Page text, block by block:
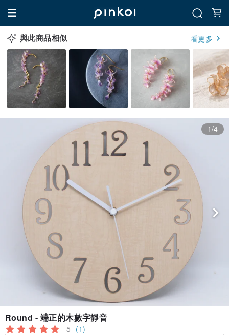
與此商品相似 看更多
1/4
Round - 端正的木數字靜音
5 (1)